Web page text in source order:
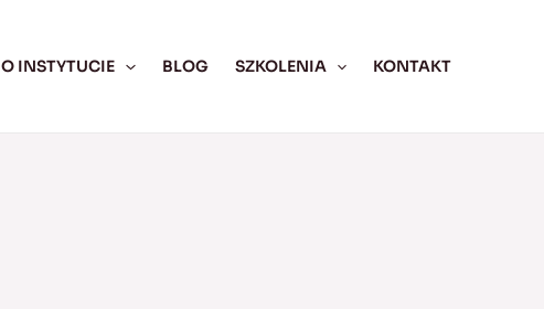
O INSTYTUCIE BLOG SZKOLENIA KONTAKT